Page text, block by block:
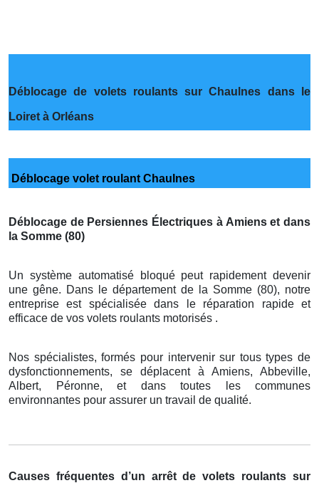
Déblocage de volets roulants sur Chaulnes dans le
Loiret à Orléans
Déblocage volet roulant Chaulnes
Déblocage de Persiennes Électriques à Amiens et dans
la Somme (80)
Un système automatisé bloqué peut rapidement devenir
une gêne. Dans le département de la Somme (80), notre
entreprise est spécialisée dans le réparation rapide et
efficace de vos volets roulants motorisés .
Nos spécialistes, formés pour intervenir sur tous types de
dysfonctionnements, se déplacent à Amiens, Abbeville,
Albert, Péronne, et dans toutes les communes
environnantes pour assurer un travail de qualité.
Causes fréquentes d’un arrêt de volets roulants sur